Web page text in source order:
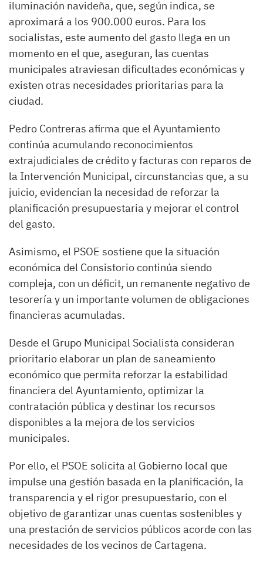
iluminación navideña, que, según indica, se
aproximará a los 900.000 euros. Para los
socialistas, este aumento del gasto llega en un
momento en el que, aseguran, las cuentas
municipales atraviesan dificultades económicas y
existen otras necesidades prioritarias para la
ciudad.
Pedro Contreras afirma que el Ayuntamiento
continúa acumulando reconocimientos
extrajudiciales de crédito y facturas con reparos de
la Intervención Municipal, circunstancias que, a su
juicio, evidencian la necesidad de reforzar la
planificación presupuestaria y mejorar el control
del gasto.
Asimismo, el PSOE sostiene que la situación
económica del Consistorio continúa siendo
compleja, con un déficit, un remanente negativo de
tesorería y un importante volumen de obligaciones
financieras acumuladas.
Desde el Grupo Municipal Socialista consideran
prioritario elaborar un plan de saneamiento
económico que permita reforzar la estabilidad
financiera del Ayuntamiento, optimizar la
contratación pública y destinar los recursos
disponibles a la mejora de los servicios
municipales.
Por ello, el PSOE solicita al Gobierno local que
impulse una gestión basada en la planificación, la
transparencia y el rigor presupuestario, con el
objetivo de garantizar unas cuentas sostenibles y
una prestación de servicios públicos acorde con las
necesidades de los vecinos de Cartagena.